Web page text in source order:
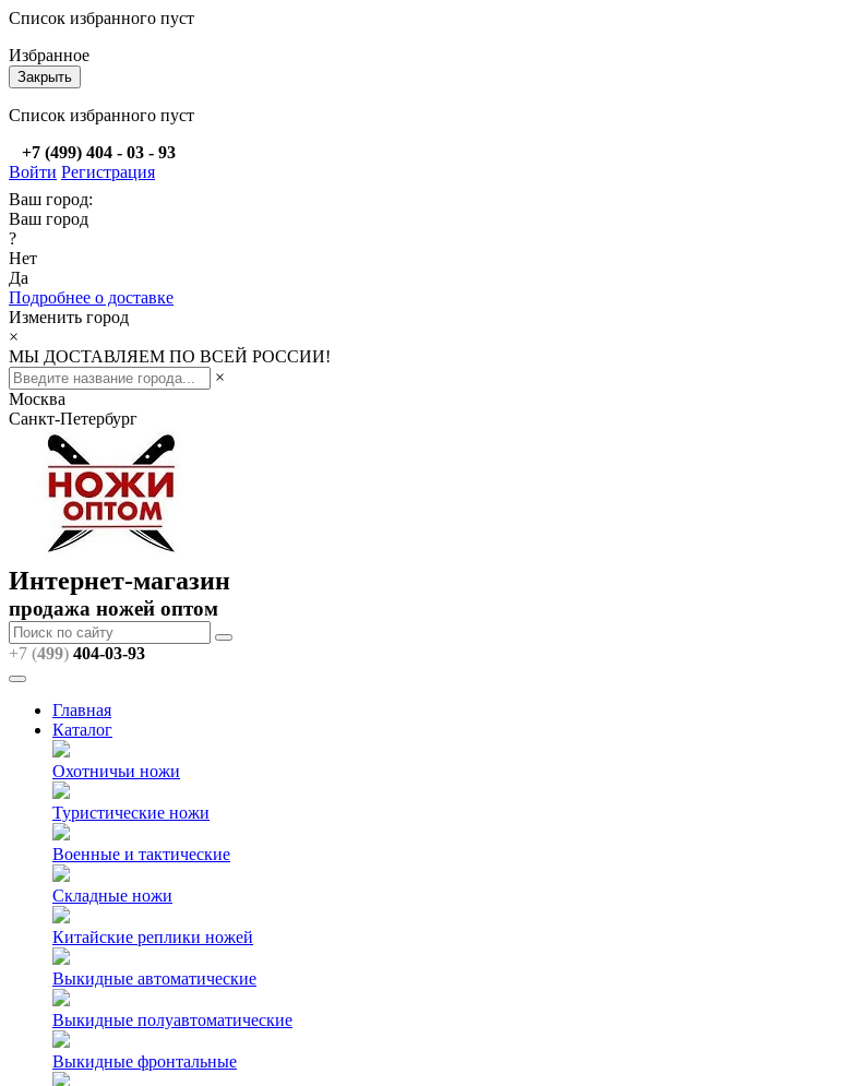
Список избранного пуст
Избранное
Закрыть
Список избранного пуст
+7 (499) 404 - 03 - 93
Войти Регистрация
Ваш город:
Ваш город
?
Нет
Да
Подробнее о доставке
Изменить город
×
МЫ ДОСТАВЛЯЕМ ПО ВСЕЙ РОССИИ!
×
Москва
Санкт-Петербург
Интернет-магазин
продажа ножей оптом
+7 (499) 404-03-93
Главная
Каталог
Охотничьи ножи
Туристические ножи
Военные и тактические
Складные ножи
Китайские реплики ножей
Выкидные автоматические
Выкидные полуавтоматические
Выкидные фронтальные